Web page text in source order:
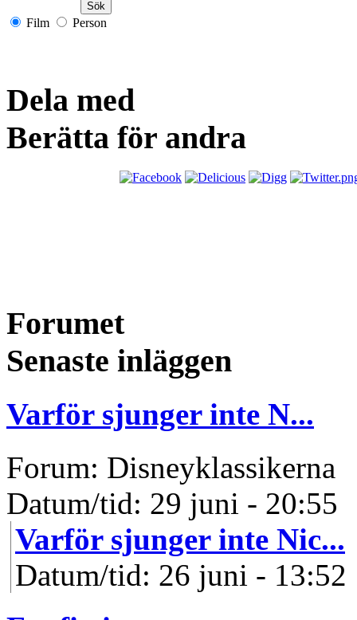
Film Person
Dela med
Berätta för andra
Forumet
Senaste inläggen
Varför sjunger inte N...
Forum: Disneyklassikerna
Datum/tid: 29 juni - 20:55
Varför sjunger inte Nic...
Datum/tid: 26 juni - 13:52